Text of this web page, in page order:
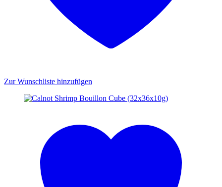
Zur Wunschliste hinzufügen